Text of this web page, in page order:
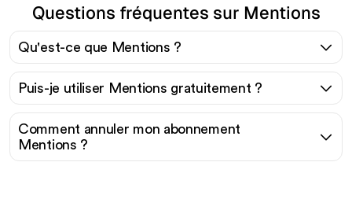
Questions fréquentes sur Mentions
Qu'est-ce que Mentions ?
Puis-je utiliser Mentions gratuitement ?
Comment annuler mon abonnement
Mentions ?